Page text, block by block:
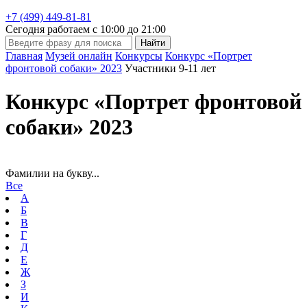
+7 (499) 449-81-81
Сегодня работаем с 10:00 до 21:00
Главная Музей онлайн Конкурсы Конкурс «Портрет
фронтовой собаки» 2023 Участники 9-11 лет
Конкурс «Портрет фронтовой
собаки» 2023
Фамилии на букву...
Все
А
Б
В
Г
Д
Е
Ж
З
И